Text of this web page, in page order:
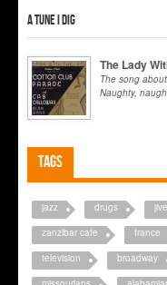
A tune I dig
The Lady
The song
Naughty,
Tags
jazz drugs jive
zanzibar cafe
france
television
broadway